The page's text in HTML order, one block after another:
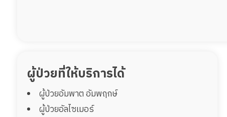
ผู้ป่วยที่ให้บริการได้
ผู้ป่วยอัมพาต อัมพฤกษ์
ผู้ป่วยอัลไซเมอร์